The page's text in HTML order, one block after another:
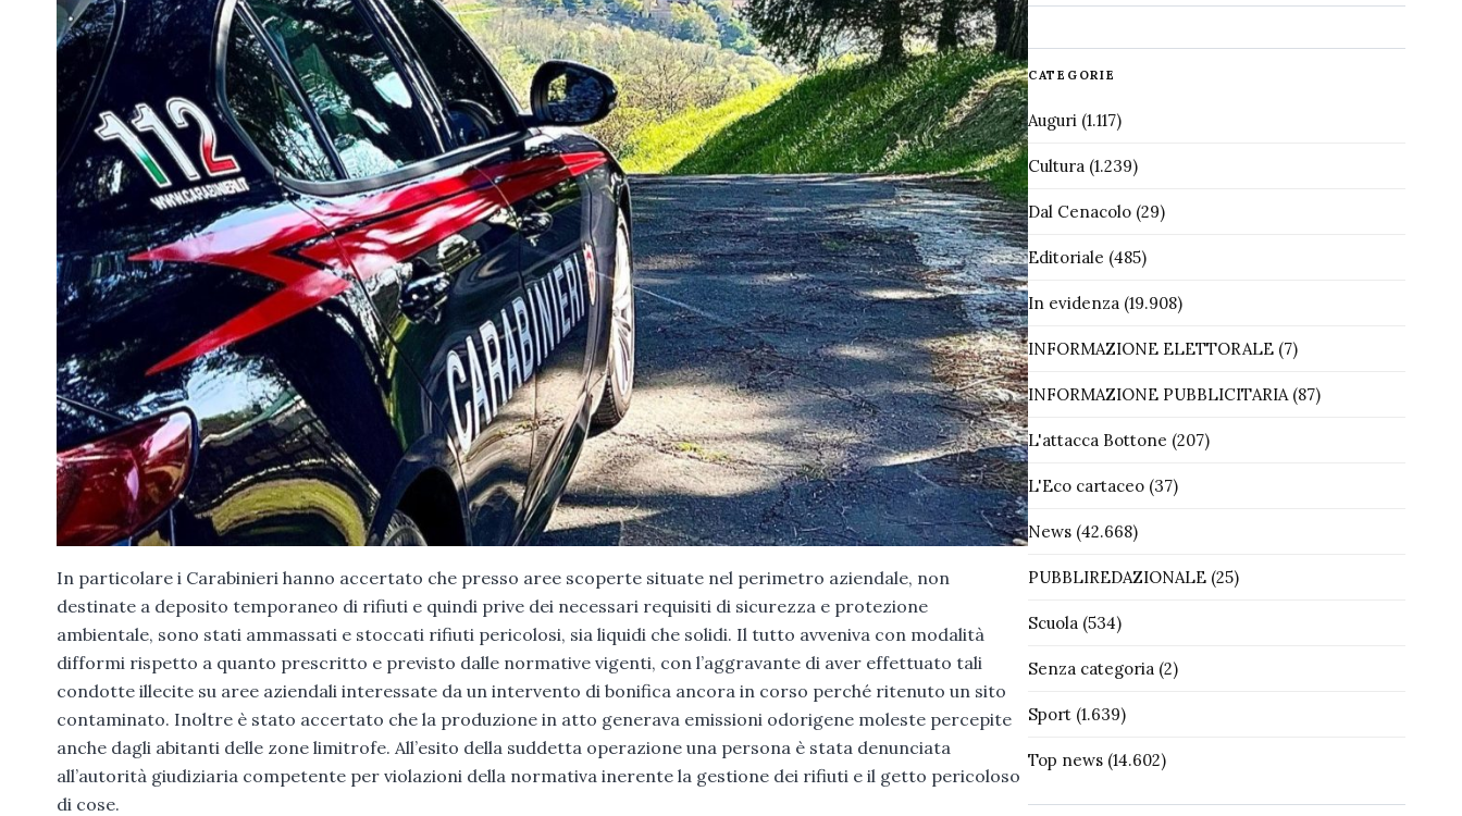
In particolare i Carabinieri hanno accertato che presso aree scoperte situate nel perimetro aziendale, non
destinate a deposito temporaneo di rifiuti e quindi prive dei necessari requisiti di sicurezza e protezione
ambientale, sono stati ammassati e stoccati rifiuti pericolosi, sia liquidi che solidi. Il tutto avveniva con modalità
difformi rispetto a quanto prescritto e previsto dalle normative vigenti, con l’aggravante di aver effettuato tali
condotte illecite su aree aziendali interessate da un intervento di bonifica ancora in corso perché ritenuto un sito
contaminato. Inoltre è stato accertato che la produzione in atto generava emissioni odorigene moleste percepite
anche dagli abitanti delle zone limitrofe. All’esito della suddetta operazione una persona è stata denunciata
all’autorità giudiziaria competente per violazioni della normativa inerente la gestione dei rifiuti e il getto pericoloso
di cose.
CATEGORIE
Auguri(1.117)
Cultura(1.239)
Dal Cenacolo(29)
Editoriale (485)
In evidenza(19.908)
INFORMAZIONE ELETTORALE(7)
INFORMAZIONE PUBBLICITARIA(87)
L'attacca Bottone (207)
L'Eco cartaceo(37)
News(42.668)
PUBBLIREDAZIONALE(25)
Scuola(534)
Senza categoria(2)
Sport(1.639)
Top news(14.602)